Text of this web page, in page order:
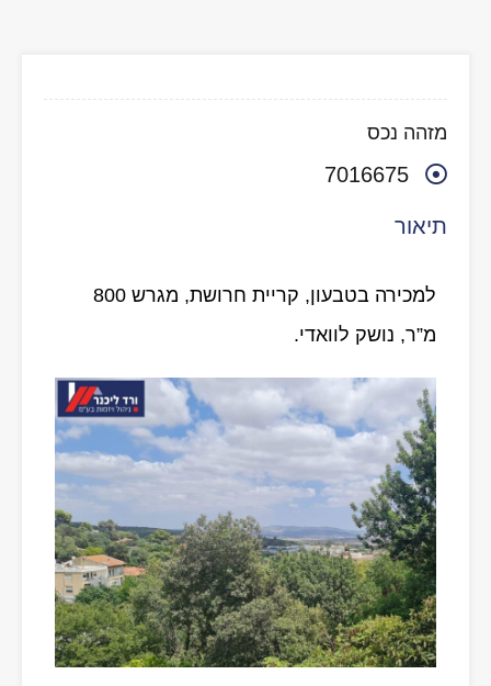
מזהה נכס
7016675
תיאור
למכירה בטבעון, קריית חרושת, מגרש 800
מ”ר, נושק לוואדי.